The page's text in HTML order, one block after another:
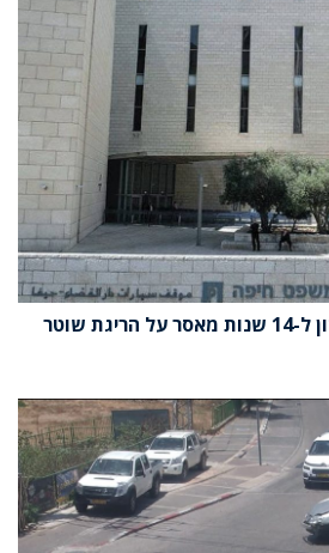
קבלן תשתיות בניה נידון ל-14 שנות מאסר על הריגת שוטר